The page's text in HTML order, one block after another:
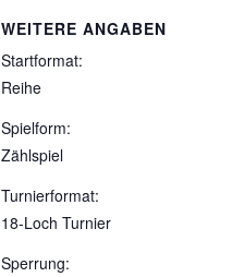
WEITERE ANGABEN
Startformat:
Reihe
Spielform:
Zählspiel
Turnierformat:
18-Loch Turnier
Sperrung: